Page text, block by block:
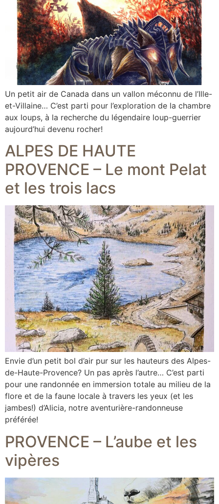
Un petit air de Canada dans un vallon méconnu de l’Ille-
et-Villaine… C’est parti pour l’exploration de la chambre
aux loups, à la recherche du légendaire loup-guerrier
aujourd’hui devenu rocher!
ALPES DE HAUTE
PROVENCE – Le mont Pelat
et les trois lacs
Envie d’un petit bol d’air pur sur les hauteurs des Alpes-
de-Haute-Provence? Un pas après l’autre… C’est parti
pour une randonnée en immersion totale au milieu de la
flore et de la faune locale à travers les yeux (et les
jambes!) d’Alicia, notre aventurière-randonneuse
préférée!
PROVENCE – L’aube et les
vipères